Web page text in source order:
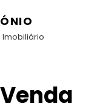
Imobiliário